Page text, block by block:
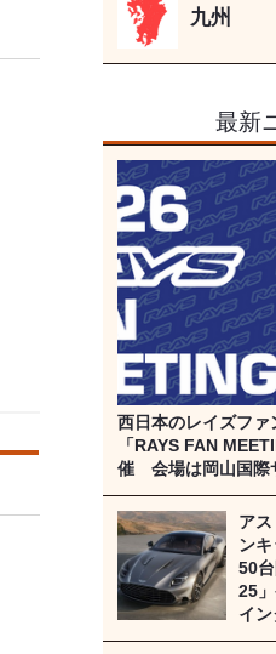
九州
最新
西日本のレイズフ
「RAYS FAN
催 会場は岡山国際
ア
ン
50
25
イ